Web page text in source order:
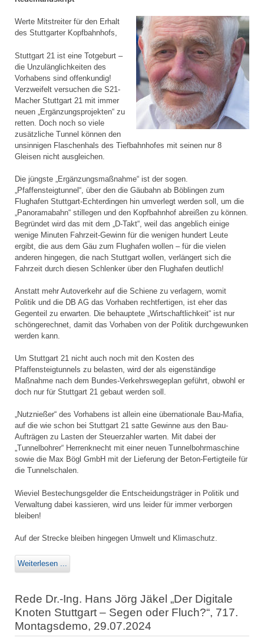
Werte Mitstreiter für den Erhalt
des Stuttgarter Kopfbahnhofs,
Stuttgart 21 ist eine Totgeburt –
die Unzulänglichkeiten des
Vorhabens sind offenkundig!
Verzweifelt versuchen die S21-
Macher Stuttgart 21 mit immer
neuen „Ergänzungsprojekten“ zu
retten. Doch noch so viele
zusätzliche Tunnel können den
unsinnigen Flaschenhals des Tiefbahnhofes mit seinen nur 8
Gleisen nicht ausgleichen.
Die jüngste „Ergänzungsmaßnahme“ ist der sogen.
„Pfaffensteigtunnel“, über den die Gäubahn ab Böblingen zum
Flughafen Stuttgart-Echterdingen hin umverlegt werden soll, um die
„Panoramabahn“ stillegen und den Kopfbahnhof abreißen zu können.
Begründet wird das mit dem „D-Takt“, weil das angeblich einige
wenige Minuten Fahrzeit-Gewinn für die wenigen hundert Leute
ergibt, die aus dem Gäu zum Flughafen wollen – für die vielen
anderen hingegen, die nach Stuttgart wollen, verlängert sich die
Fahrzeit durch diesen Schlenker über den Flughafen deutlich!
Anstatt mehr Autoverkehr auf die Schiene zu verlagern, womit
Politik und die DB AG das Vorhaben rechtfertigen, ist eher das
Gegenteil zu erwarten. Die behauptete „Wirtschaftlichkeit“ ist nur
schöngerechnet, damit das Vorhaben von der Politik durchgewunken
werden kann.
Um Stuttgart 21 nicht auch noch mit den Kosten des
Pfaffensteigtunnels zu belasten, wird der als eigenständige
Maßnahme nach dem Bundes-Verkehrswegeplan geführt, obwohl er
doch nur für Stuttgart 21 gebaut werden soll.
„Nutznießer“ des Vorhabens ist allein eine übernationale Bau-Mafia,
auf die wie schon bei Stuttgart 21 satte Gewinne aus den Bau-
Aufträgen zu Lasten der Steuerzahler warten. Mit dabei der
„Tunnelbohrer“ Herrenknecht mit einer neuen Tunnelbohrmaschine
sowie die Max Bögl GmbH mit der Lieferung der Beton-Fertigteile für
die Tunnelschalen.
Wieviel Bestechungsgelder die Entscheidungsträger in Politik und
Verwaltung dabei kassieren, wird uns leider für immer verborgen
bleiben!
Auf der Strecke bleiben hingegen Umwelt und Klimaschutz.
Weiterlesen ...
Rede Dr.-Ing. Hans Jörg Jäkel „Der Digitale
Knoten Stuttgart – Segen oder Fluch?“, 717.
Montagsdemo, 29.07.2024